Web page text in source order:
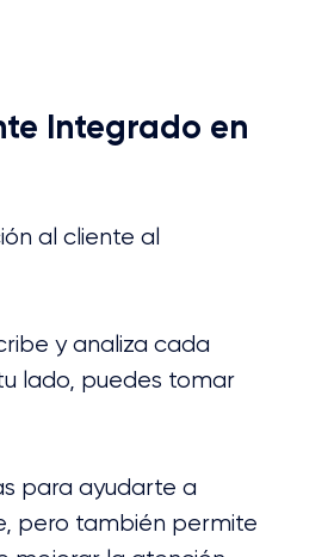
Integrado en
al cliente al
y analiza cada
lado, puedes tomar
para ayudarte a
pero también permite